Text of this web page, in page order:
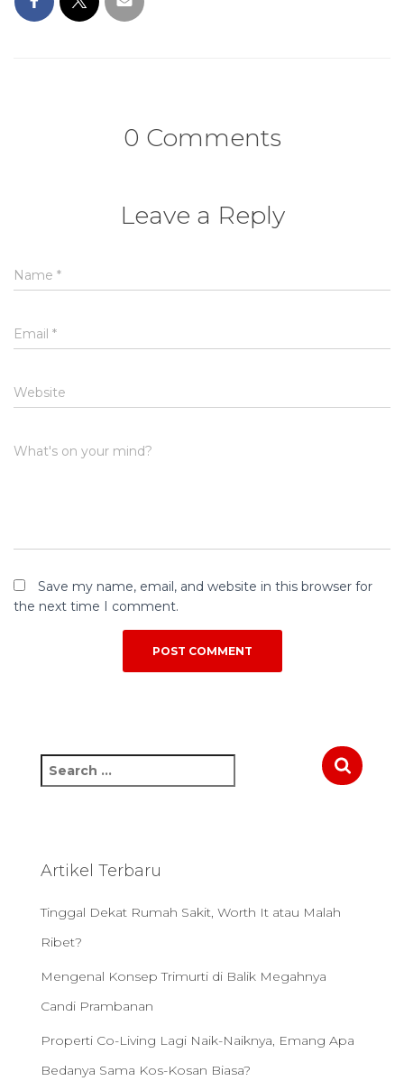
0 Comments
Leave a Reply
Name *
Email *
Website
What's on your mind?
Save my name, email, and website in this browser for
the next time I comment.
e
h
r
:
Artikel Terbaru
Tinggal Dekat Rumah Sakit, Worth It atau Malah
Ribet?
Mengenal Konsep Trimurti di Balik Megahnya
Candi Prambanan
Properti Co-Living Lagi Naik-Naiknya, Emang Apa
Bedanya Sama Kos-Kosan Biasa?